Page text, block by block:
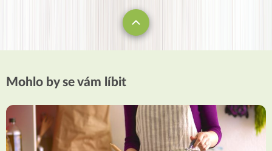
Mohlo by se vám líbit